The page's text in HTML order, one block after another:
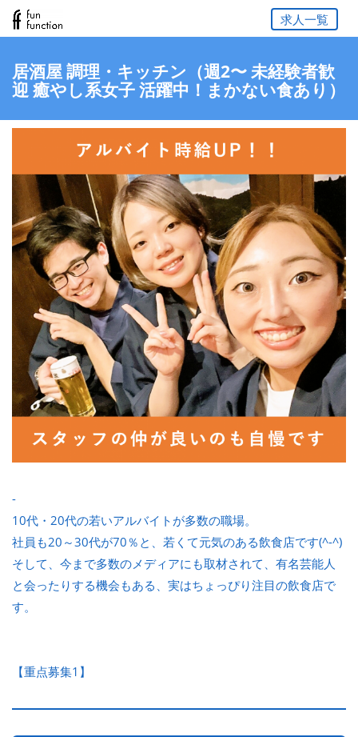
求人一覧
居酒屋 調理・キッチン（週2〜 未経験者歓
迎 癒やし系女子 活躍中！まかない食あり）
-
10代・20代の若いアルバイトが多数の職場。
社員も20～30代が70％と、若くて元気のある飲食店です(^-^)
そして、今まで多数のメディアにも取材されて、有名芸能人
と会ったりする機会もある、実はちょっぴり注目の飲食店で
す。
【重点募集1】